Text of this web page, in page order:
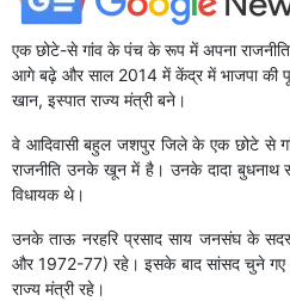
एक छोटे-से गांव के पंच के रूप में अपना
आगे बढ़े और साल 2014 में केंद्र में भाजपा की
खान, इस्पात राज्य मंत्री बने।
वे आदिवासी बहुल जशपुर जिले के एक छोटे से
राजनीति उनके खून में है। उनके दादा
विधायक थे।
उनके ताऊ नरहरि प्रसाद साय जनसंघ के
और 1972-77) रहे। इसके बाद सांसद चुने गए
राज्य मंत्री रहे।